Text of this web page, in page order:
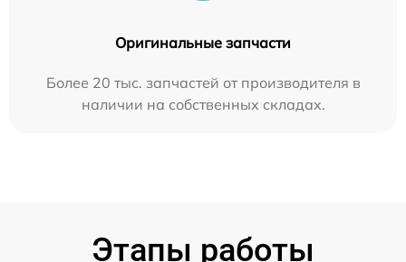
Оригинальные запчасти
Более 20 тыс. запчастей от производителя в
наличии на собственных складах.
Этапы работы